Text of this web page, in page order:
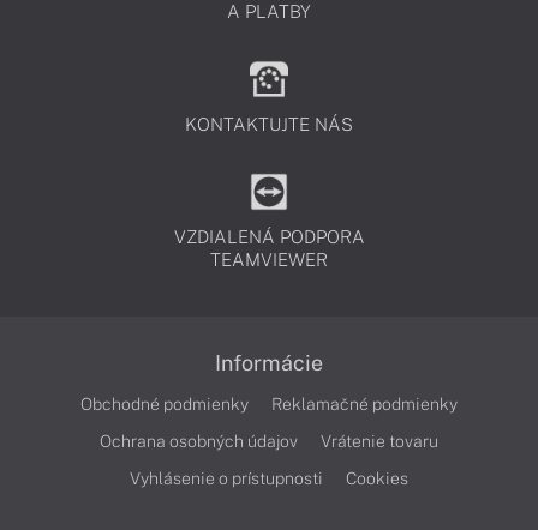
A PLATBY
KONTAKTUJTE NÁS
VZDIALENÁ PODPORA
TEAMVIEWER
Informácie
Obchodné podmienky
Reklamačné podmienky
Ochrana osobných údajov
Vrátenie tovaru
Vyhlásenie o prístupnosti
Cookies